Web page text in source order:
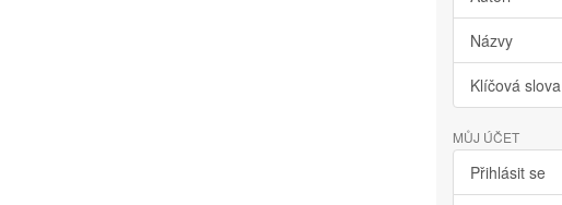
Názvy
Klíčová slova
MŮJ ÚČET
Přihlásit se